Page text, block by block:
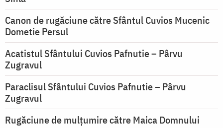
Canon de rugăciune către Sfântul Cuvios Mucenic
Dometie Persul
Acatistul Sfântului Cuvios Pafnutie – Pârvu
Zugravul
Paraclisul Sfântului Cuvios Pafnutie – Pârvu
Zugravul
Rugăciune de mulţumire către Maica Domnului